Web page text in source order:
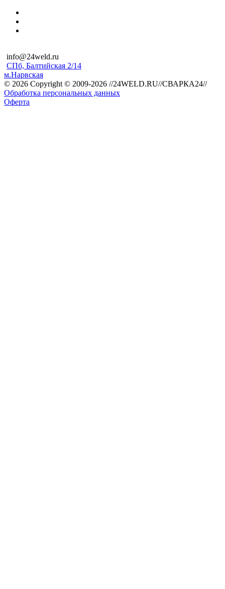
info@24weld.ru
СПб, Балтийская 2/14
м.Нарвская
© 2026 Copyright © 2009-2026 //24WELD.RU//СВАРКА24//
Обработка персональных данных
Оферта